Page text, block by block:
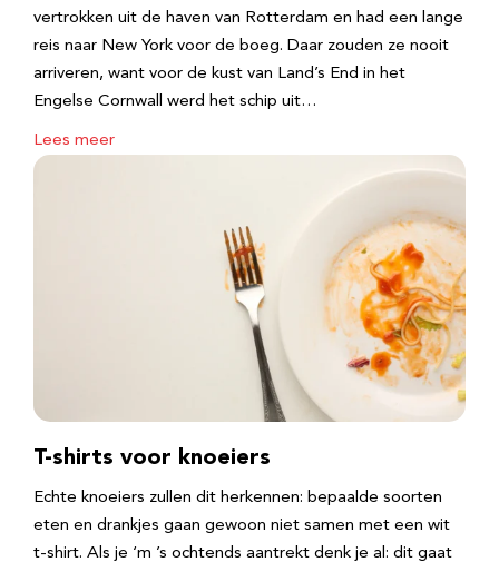
vertrokken uit de haven van Rotterdam en had een lange
reis naar New York voor de boeg. Daar zouden ze nooit
arriveren, want voor de kust van Land’s End in het
Engelse Cornwall werd het schip uit…
Lees meer
T-shirts voor knoeiers
Echte knoeiers zullen dit herkennen: bepaalde soorten
eten en drankjes gaan gewoon niet samen met een wit
t-shirt. Als je ‘m ’s ochtends aantrekt denk je al: dit gaat